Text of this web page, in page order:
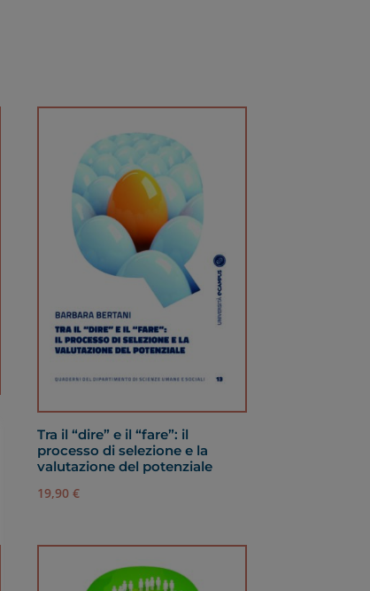
Tra il “dire” e il “fare”: il
processo di selezione e la
valutazione del potenziale
19,90€